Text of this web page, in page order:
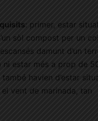
: primer, estar
sòl compost per un
damunt d’un
ni estar més a prop de
havien d’estar
vent de marinada, tan